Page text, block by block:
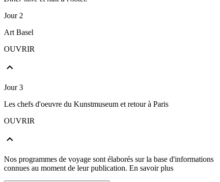
Jour 2
Art Basel
OUVRIR
Jour 3
Les chefs d'oeuvre du Kunstmuseum et retour à Paris
OUVRIR
Nos programmes de voyage sont élaborés sur la base d'informations
connues au moment de leur publication. En savoir plus